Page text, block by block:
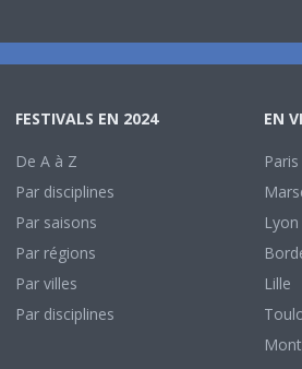
FESTIVALS EN 2024
De A à Z
Par disciplines
Par saisons
Par régions
Par villes
Par disciplines
EN
Paris
Lyon
Lille